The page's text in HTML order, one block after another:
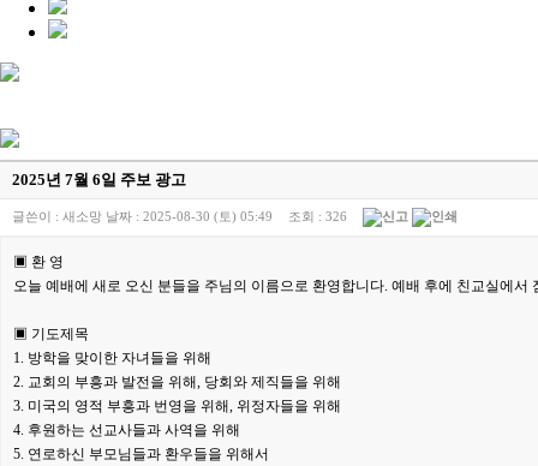
2025년 7월 6일 주보 광고
글쓴이 : 새소망 날짜 : 2025-08-30 (토) 05:49 조회 : 326
▣ 환 영
오늘 예배에 새로 오신 분들을 주님의 이름으로 환영합니다. 예배 후에 친교실에서
▣ 기도제목
1. 방학을 맞이한 자녀들을 위해
2. 교회의 부흥과 발전을 위해, 당회와 제직들을 위해
3. 미국의 영적 부흥과 번영을 위해, 위정자들을 위해
4. 후원하는 선교사들과 사역을 위해
5. 연로하신 부모님들과 환우들을 위해서